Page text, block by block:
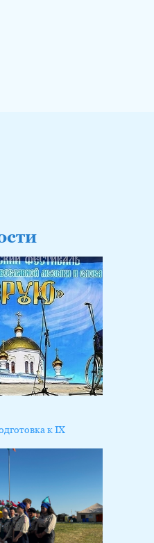
к IX